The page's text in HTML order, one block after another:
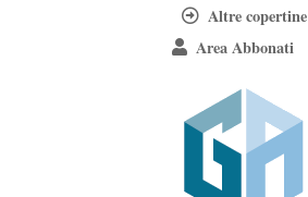
Altre copertine
Area Abbonati